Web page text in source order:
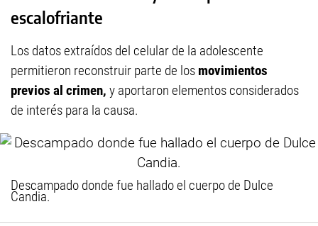
escalofriante
Los datos extraídos del celular de la adolescente
permitieron reconstruir parte de los movimientos
previos al crimen, y aportaron elementos considerados
de interés para la causa.
Descampado donde fue hallado el cuerpo de Dulce
Candia.